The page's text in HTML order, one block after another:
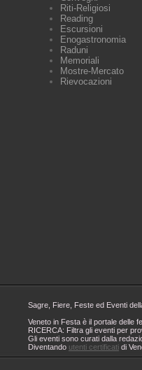
Riti-Religiosi
Reading
Escursioni
Enogastronomia
Raduni
Memoriali
Mostre-Mercato
Rievocazioni
Sagre, Fiere, Feste ed Eventi
Veneto in Festa è il portale delle
RICERCA: Filtra gli eventi per
Gli eventi sono curati dalla
Diventando utenti certificati di